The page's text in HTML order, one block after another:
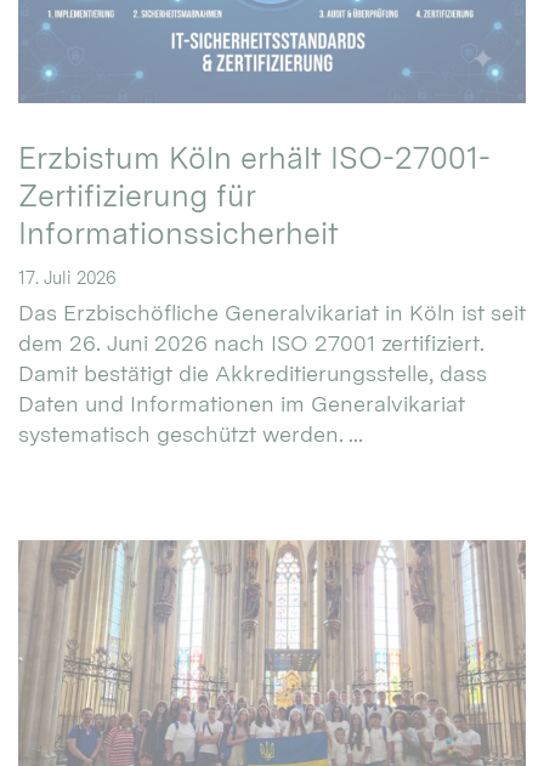
Erzbistum Köln erhält ISO-27001-
Zertifizierung für
Informationssicherheit
17. Juli 2026
Das Erzbischöfliche Generalvikariat in Köln ist seit
dem 26. Juni 2026 nach ISO 27001 zertifiziert.
Damit bestätigt die Akkreditierungsstelle, dass
Daten und Informationen im Generalvikariat
systematisch geschützt werden. ...